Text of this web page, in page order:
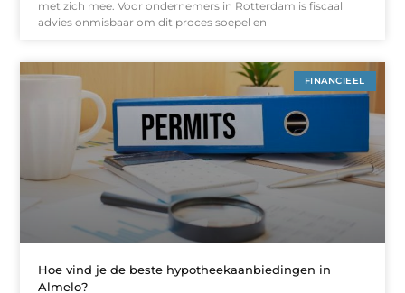
met zich mee. Voor ondernemers in Rotterdam is fiscaal
advies onmisbaar om dit proces soepel en
FINANCIEEL
Hoe vind je de beste hypotheekaanbiedingen in
Almelo?